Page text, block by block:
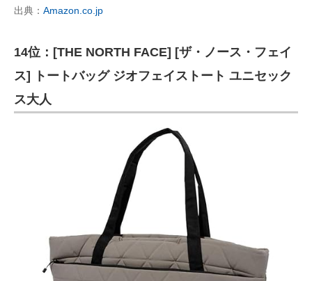
出典： Amazon.co.jp
14位：[THE NORTH FACE] [ザ・ノース・フェイ
ス] トートバッグ ジオフェイストート ユニセック
ス大人